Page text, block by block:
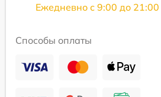
Ежедневно с 9:00 до 21:00
Способы оплаты